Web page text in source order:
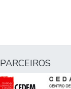
PARCEIROS